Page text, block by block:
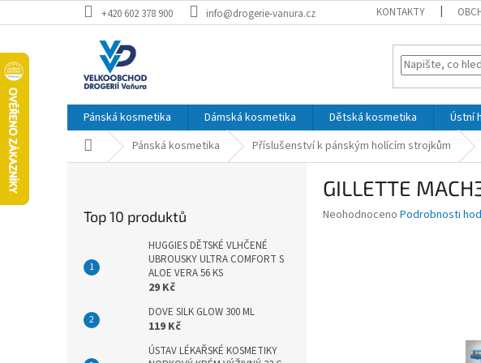
na
+420 602 378 900 info@drogerie-vanura.cz KONTAKTY
Pánská kosmetika Dámská kosmetika Dětská kosmetika Ústní
Domů Pánská kosmetika Příslušenství k pánským holícím strojkům
Top 10 produktů
HUGGIES DĚTSKÉ VLHČENÉ
UBROUSKY ULTRA COMFORT S
ALOE VERA 56 KS
29 Kč
DOVE SILK GLOW 300 ML
119 Kč
ÚSTAV LÉKAŘSKÉ KOSMETIKY
GILLETTE
Průměrné
Neohodnoceno Podrobnosti